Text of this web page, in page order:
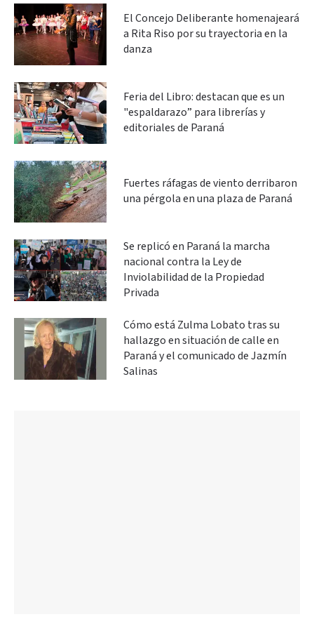
El Concejo Deliberante homenajeará
a Rita Riso por su trayectoria en la
danza
Feria del Libro: destacan que es un
"espaldarazo” para librerías y
editoriales de Paraná
Fuertes ráfagas de viento derribaron
una pérgola en una plaza de Paraná
Se replicó en Paraná la marcha
nacional contra la Ley de
Inviolabilidad de la Propiedad
Privada
Cómo está Zulma Lobato tras su
hallazgo en situación de calle en
Paraná y el comunicado de Jazmín
Salinas